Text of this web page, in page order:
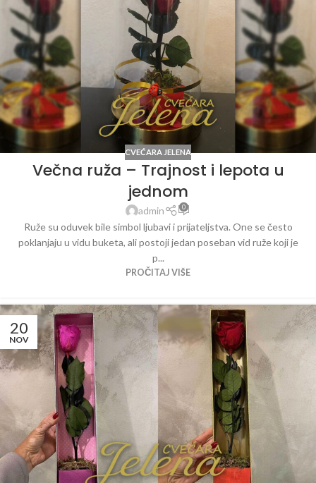
CVEĆARA JELENA
Večna ruža – Trajnost i lepota u
jednom
admin 0
Ruže su oduvek bile simbol ljubavi i prijateljstva. One se često
poklanjaju u vidu buketa, ali postoji jedan poseban vid ruže koji je
p...
PROČITAJ VIŠE
20
NOV